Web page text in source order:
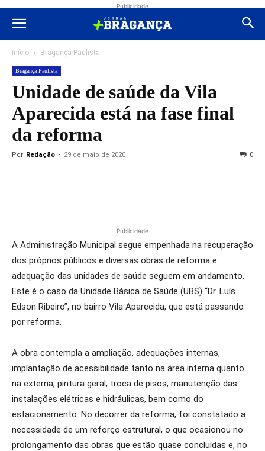
Publicidade
Início Bragança Paulista
Bragança Paulista
Unidade de saúde da Vila
Aparecida está na fase final
da reforma
Por Redação - 29 de maio de 2020 0
Publicidade
A Administração Municipal segue empenhada na recuperação
dos próprios públicos e diversas obras de reforma e
adequação das unidades de saúde seguem em andamento.
Este é o caso da Unidade Básica de Saúde (UBS) “Dr. Luís
Edson Ribeiro”, no bairro Vila Aparecida, que está passando
por reforma.
A obra contempla a ampliação, adequações internas,
implantação de acessibilidade tanto na área interna quanto
na externa, pintura geral, troca de pisos, manutenção das
instalações elétricas e hidráulicas, bem como do
estacionamento. No decorrer da reforma, foi constatado a
necessidade de um reforço estrutural, o que ocasionou no
prolongamento das obras que estão quase concluídas e, no